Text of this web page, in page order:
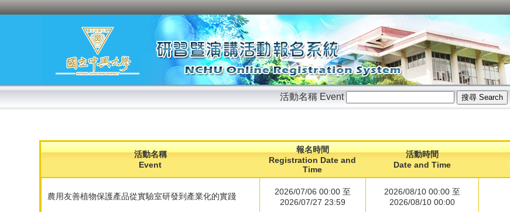
活動名稱 Event 搜尋 Search
活動名稱
Event
報名時間
Registration Date and
Time
活動時間
Date and Time
農用友善植物保護產品從實驗室研發到產業化的實踐
2026/07/06 00:00 至
2026/07/27 23:59
2026/08/10 00:00 至
2026/08/10 00:00